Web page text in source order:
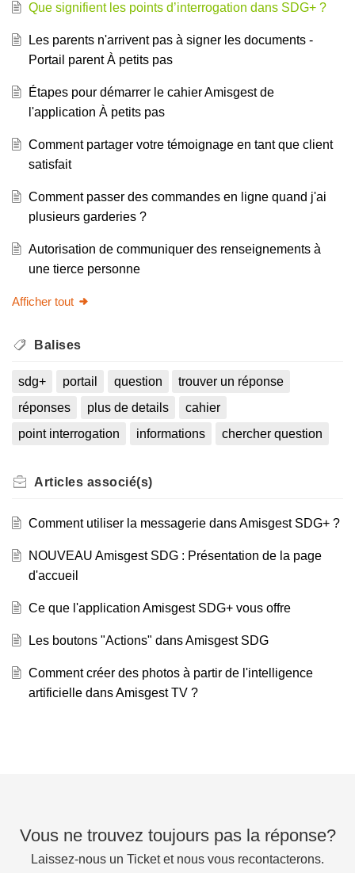
Que signifient les points d’interrogation dans SDG+ ?
Les parents n'arrivent pas à signer les documents -
Portail parent À petits pas
Étapes pour démarrer le cahier Amisgest de
l'application À petits pas
Comment partager votre témoignage en tant que client
satisfait
Comment passer des commandes en ligne quand j'ai
plusieurs garderies ?
Autorisation de communiquer des renseignements à
une tierce personne
Afficher tout
Balises
sdg+ portail question
trouver un réponse
réponses
plus de details
cahier
point interrogation
informations chercher question
Articles associé(s)
Comment utiliser la messagerie dans Amisgest SDG+ ?
NOUVEAU Amisgest SDG : Présentation de la page
d'accueil
Ce que l'application Amisgest SDG+ vous offre
Les boutons "Actions" dans Amisgest SDG
Comment créer des photos à partir de l'intelligence
artificielle dans Amisgest TV ?
Vous ne trouvez toujours pas la réponse?
Laissez-nous un Ticket et nous vous recontacterons.